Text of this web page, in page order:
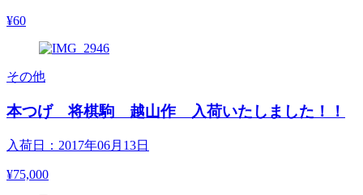
¥60
その他
本つげ 将棋駒 越山作 入荷いたしました！！
入荷日：2017年06月13日
¥75,000